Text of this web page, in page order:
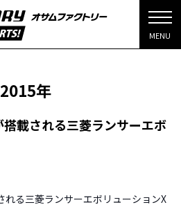
MENU
2015年
載される三菱ランサーエボ
れる三菱ランサーエボリューションX